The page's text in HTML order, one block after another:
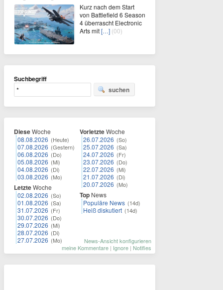
Kurz nach dem Start
von Battlefield 6 Season
4 überrascht Electronic
Arts mit[…] (00)
Suchbegriff
suchen
DieseWoche
08.08.2026 (Heute)
07.08.2026 (Gestern)
06.08.2026 (Do)
05.08.2026 (Mi)
04.08.2026 (Di)
03.08.2026 (Mo)
LetzteWoche
02.08.2026 (So)
01.08.2026 (Sa)
31.07.2026 (Fr)
30.07.2026 (Do)
29.07.2026 (Mi)
28.07.2026 (Di)
27.07.2026 (Mo)
VorletzteWoche
26.07.2026 (So)
25.07.2026 (Sa)
24.07.2026 (Fr)
23.07.2026 (Do)
22.07.2026 (Mi)
21.07.2026 (Di)
20.07.2026 (Mo)
Top News
Populäre News (14d)
Heiß diskutiert (14d)
News-Ansicht konfigurieren
meine Kommentare | Ignore | Notifies